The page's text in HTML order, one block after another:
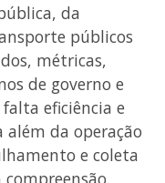
da
públicos
métricas,
de governo e
eficiência e
da operação
e coleta